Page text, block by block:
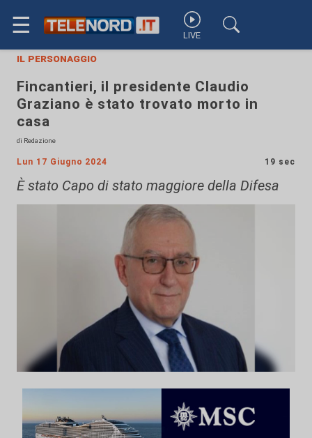
☰ LIVE
il personaggio
Fincantieri, il presidente Claudio
Graziano è stato trovato morto in
casa
di Redazione
Lun 17 Giugno 2024 19 sec
È stato Capo di stato maggiore della Difesa